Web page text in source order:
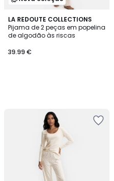
LA REDOUTE COLLECTIONS
Pijama de 2 peças em popelina
de algodão às riscas
39.99 €